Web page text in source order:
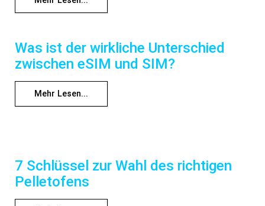
Was ist der wirkliche Unterschied
zwischen eSIM und SIM?
Mehr Lesen...
7 Schlüssel zur Wahl des richtigen
Pelletofens